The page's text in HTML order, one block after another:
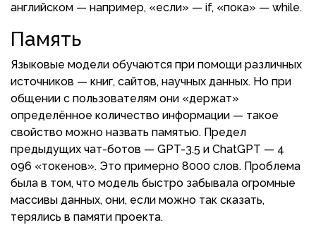
английском — например, «если» — if, «пока» — while.
Память
Языковые модели обучаются при помощи различных
источников — книг, сайтов, научных данных. Но при
общении с пользователям они «держат»
определённое количество информации — такое
свойство можно назвать памятью. Предел
предыдущих чат-ботов — GPT-3.5 и ChatGPT — 4
096 «токенов». Это примерно 8000 слов. Проблема
была в том, что модель быстро забывала огромные
массивы данных, они, если можно так сказать,
терялись в памяти проекта.